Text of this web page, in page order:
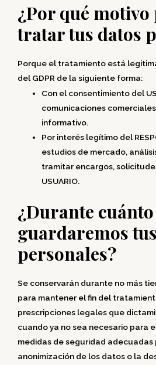
¿Por qué motivo
tratar tus datos
Porque el tratamiento está
del GDPR de la siguiente forma:
Con el consentimiento del
comunicaciones
informativo.
Por interés legítimo del
estudios de mercado,
tramitar encargos,
USUARIO.
¿Durante
guardaremos
personales?
Se conservarán durante no más
para mantener el fin del
prescripciones legales que
cuando ya no sea necesario para
medidas de seguridad
anonimización de los datos o la